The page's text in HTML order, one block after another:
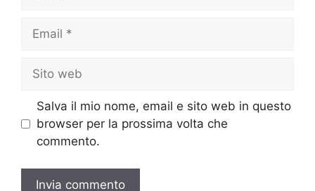
Email
Sito
web
Salva il mio nome, email e sito web in questo
browser per la prossima volta che
commento.